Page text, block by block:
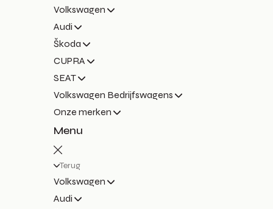
Volkswagen
Audi
Škoda
CUPRA
SEAT
Volkswagen Bedrijfswagens
Onze merken
Menu
Terug
Volkswagen
Audi